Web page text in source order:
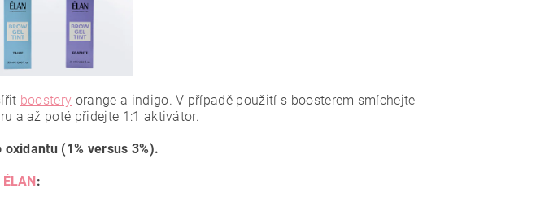
boostery orange a indigo. V případě použití s boosterem smíchejte
a až poté přidejte 1:1 aktivátor.
(1% versus 3%).
: